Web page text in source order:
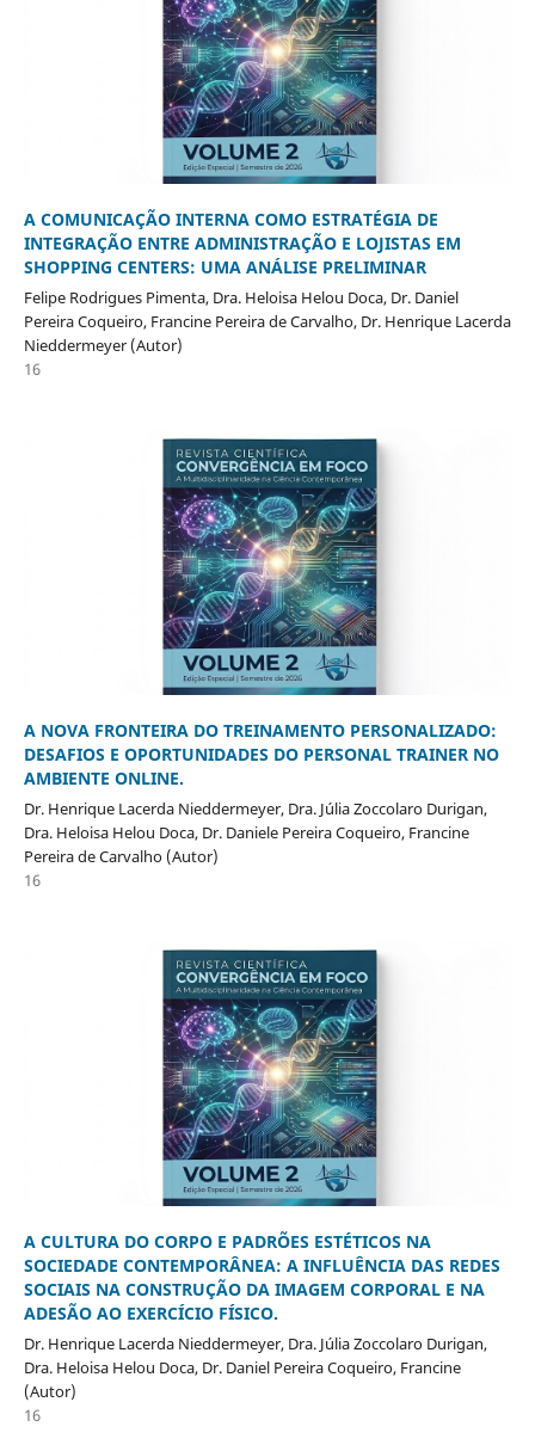
A COMUNICAÇÃO INTERNA COMO ESTRATÉGIA DE
INTEGRAÇÃO ENTRE ADMINISTRAÇÃO E LOJISTAS EM
SHOPPING CENTERS: UMA ANÁLISE PRELIMINAR
Felipe Rodrigues Pimenta, Dra. Heloisa Helou Doca, Dr. Daniel
Pereira Coqueiro, Francine Pereira de Carvalho, Dr. Henrique Lacerda
Nieddermeyer (Autor)
16
A NOVA FRONTEIRA DO TREINAMENTO PERSONALIZADO:
DESAFIOS E OPORTUNIDADES DO PERSONAL TRAINER NO
AMBIENTE ONLINE.
Dr. Henrique Lacerda Nieddermeyer, Dra. Júlia Zoccolaro Durigan,
Dra. Heloisa Helou Doca, Dr. Daniele Pereira Coqueiro, Francine
Pereira de Carvalho (Autor)
16
A CULTURA DO CORPO E PADRÕES ESTÉTICOS NA
SOCIEDADE CONTEMPORÂNEA: A INFLUÊNCIA DAS REDES
SOCIAIS NA CONSTRUÇÃO DA IMAGEM CORPORAL E NA
ADESÃO AO EXERCÍCIO FÍSICO.
Dr. Henrique Lacerda Nieddermeyer, Dra. Júlia Zoccolaro Durigan,
Dra. Heloisa Helou Doca, Dr. Daniel Pereira Coqueiro, Francine
(Autor)
16